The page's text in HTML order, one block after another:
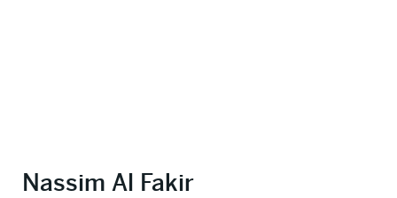
Nassim Al Fakir